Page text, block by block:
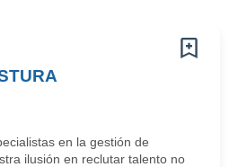
en la gestión de
ilusión en reclutar talento no